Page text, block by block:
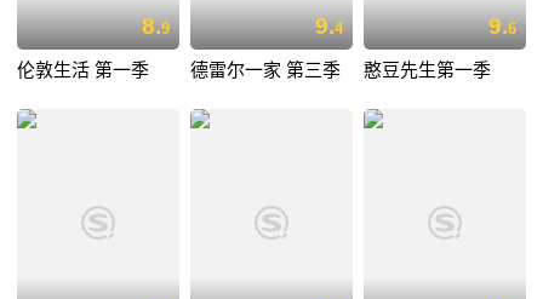
8.9
伦敦生活 第一季
9.4
德雷尔一家 第三季
9.6
憨豆先生第一季